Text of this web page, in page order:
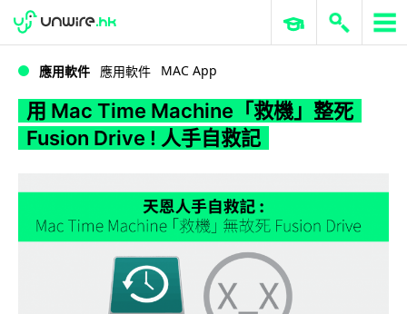
WWDC 2026 ERP 與商業 AI
應用軟件 應用軟件 MAC App
用 Mac Time Machine「救機」整死
Fusion Drive ! 人手自救記